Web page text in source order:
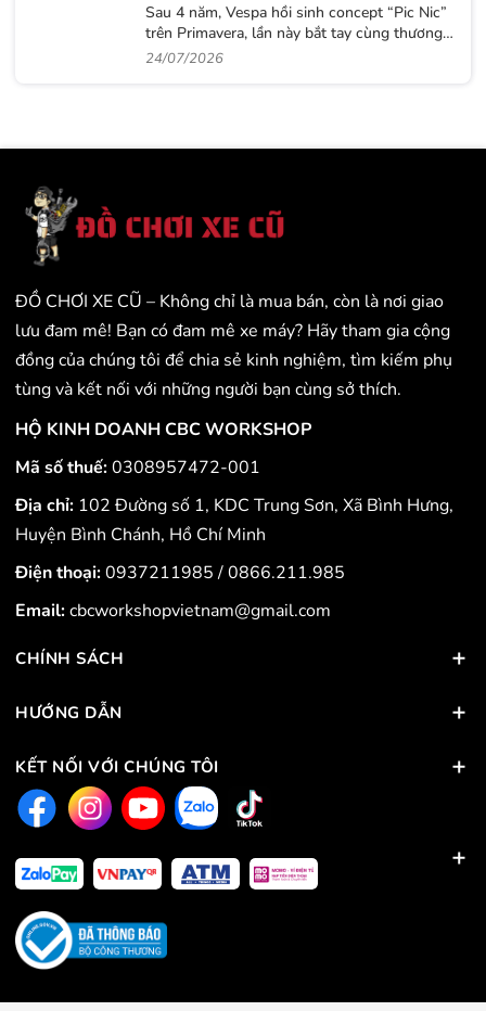
Sau 4 năm, Vespa hồi sinh concept “Pic Nic”
trên Primavera, lần này bắt tay cùng thương
hiệu thời trang Gigi
24/07/2026
ĐỒ CHƠI XE CŨ – Không chỉ là mua bán, còn là nơi giao
lưu đam mê! Bạn có đam mê xe máy? Hãy tham gia cộng
đồng của chúng tôi để chia sẻ kinh nghiệm, tìm kiếm phụ
tùng và kết nối với những người bạn cùng sở thích.
HỘ KINH DOANH CBC WORKSHOP
Mã số thuế:0308957472-001
Địa chỉ: 102 Đường số 1, KDC Trung Sơn, Xã Bình Hưng,
Huyện Bình Chánh, Hồ Chí Minh
Điện thoại:0937211985/0866.211.985
Email:cbcworkshopvietnam@gmail.com
CHÍNH SÁCH
HƯỚNG DẪN
KẾT NỐI VỚI CHÚNG TÔI